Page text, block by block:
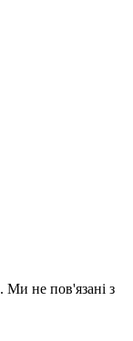
Ми не пов'язані з